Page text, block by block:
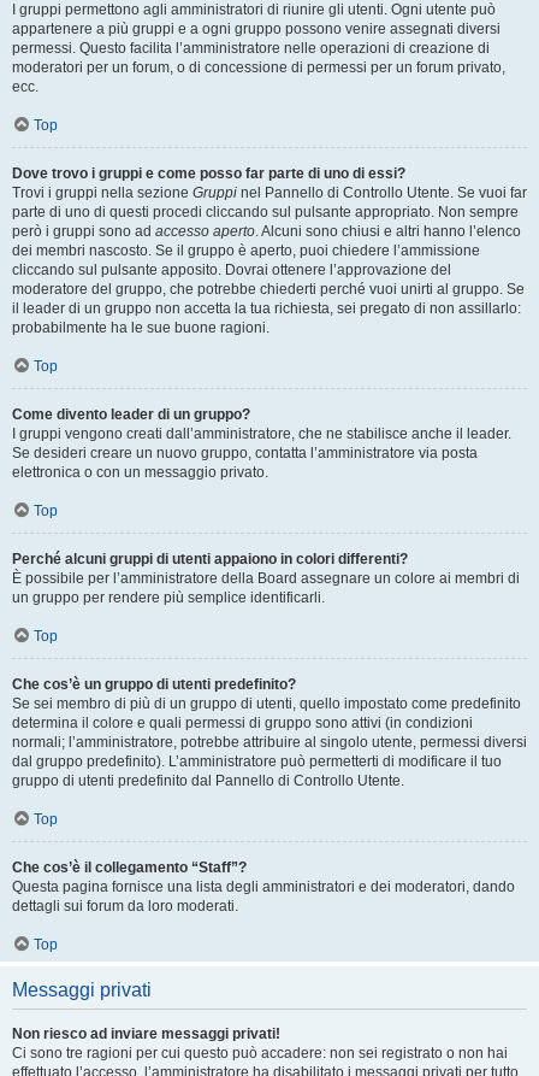
I gruppi permettono agli amministratori di riunire gli utenti. Ogni utente può
appartenere a più gruppi e a ogni gruppo possono venire assegnati diversi
permessi. Questo facilita l’amministratore nelle operazioni di creazione di
moderatori per un forum, o di concessione di permessi per un forum privato,
ecc.
Top
Dove trovo i gruppi e come posso far parte di uno di essi?
Trovi i gruppi nella sezione Gruppi nel Pannello di Controllo Utente. Se vuoi far
parte di uno di questi procedi cliccando sul pulsante appropriato. Non sempre
però i gruppi sono ad accesso aperto. Alcuni sono chiusi e altri hanno l’elenco
dei membri nascosto. Se il gruppo è aperto, puoi chiedere l’ammissione
cliccando sul pulsante apposito. Dovrai ottenere l’approvazione del
moderatore del gruppo, che potrebbe chiederti perché vuoi unirti al gruppo. Se
il leader di un gruppo non accetta la tua richiesta, sei pregato di non assillarlo:
probabilmente ha le sue buone ragioni.
Top
Come divento leader di un gruppo?
I gruppi vengono creati dall’amministratore, che ne stabilisce anche il leader.
Se desideri creare un nuovo gruppo, contatta l’amministratore via posta
elettronica o con un messaggio privato.
Top
Perché alcuni gruppi di utenti appaiono in colori differenti?
È possibile per l’amministratore della Board assegnare un colore ai membri di
un gruppo per rendere più semplice identificarli.
Top
Che cos’è un gruppo di utenti predefinito?
Se sei membro di più di un gruppo di utenti, quello impostato come predefinito
determina il colore e quali permessi di gruppo sono attivi (in condizioni
normali; l’amministratore, potrebbe attribuire al singolo utente, permessi diversi
dal gruppo predefinito). L’amministratore può permetterti di modificare il tuo
gruppo di utenti predefinito dal Pannello di Controllo Utente.
Top
Che cos’è il collegamento “Staff”?
Questa pagina fornisce una lista degli amministratori e dei moderatori, dando
dettagli sui forum da loro moderati.
Top
Messaggi privati
Non riesco ad inviare messaggi privati!
Ci sono tre ragioni per cui questo può accadere: non sei registrato o non hai
effettuato l’accesso, l’amministratore ha disabilitato i messaggi privati per tutto